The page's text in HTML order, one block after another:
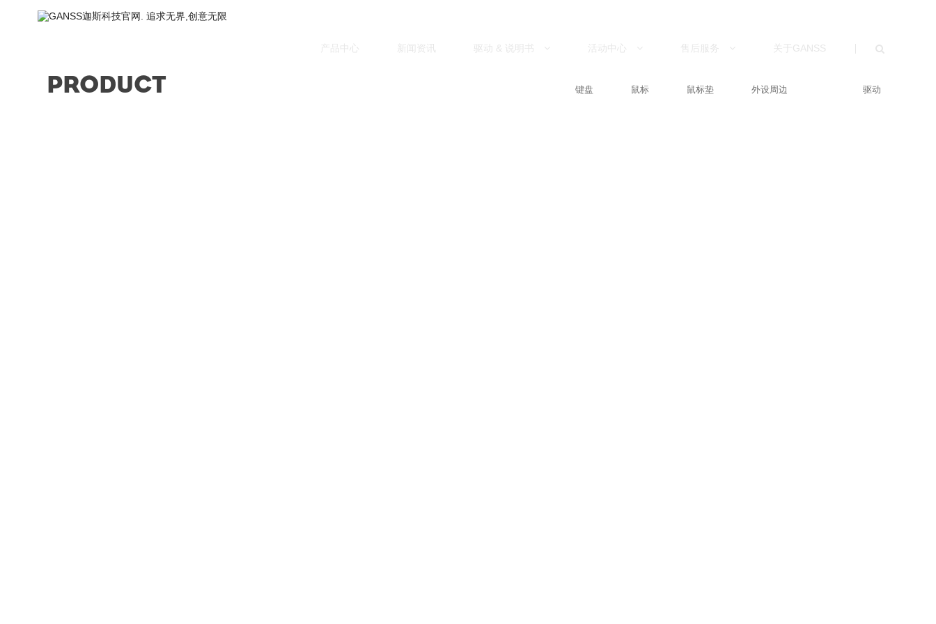
产品中心 新闻资讯 驱动 & 说明书 活动中心 售后服务 关于GANSS
PRODUCT 键盘 鼠标 鼠标垫 外设周边 驱动